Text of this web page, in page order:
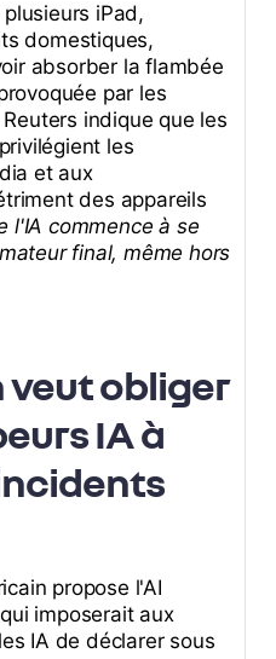
iPad,
domestiques,
absorber la flambée
par les
indique que les
les
et aux
des appareils
l'IA commence à se
final, même hors
obliger
IA à
propose l'AI
imposerait aux
IA de déclarer sous